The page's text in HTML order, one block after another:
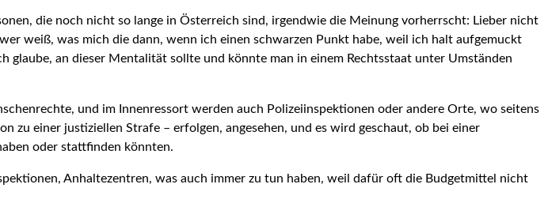
die noch nicht so lange in Österreich sind, irgendwie die Meinung vorherrscht: Lieber nicht
weiß, was mich die dann, wenn ich einen schwarzen Punkt habe, weil ich halt aufgemuckt
glaube, an dieser Mentalität sollte und könnte man in einem Rechtsstaat unter Umständen
und im Innenressort werden auch Polizeiinspek­tionen oder andere Orte, wo seitens
zu einer justiziellen Strafe – erfolgen, angesehen, und es wird geschaut, ob bei einer
oder stattfinden könnten.
Anhaltezentren, was auch immer zu tun haben, weil dafür oft die Budgetmittel nicht